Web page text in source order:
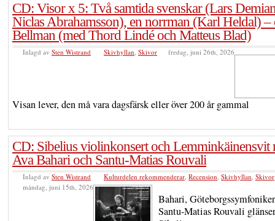
CD: Visor x 5: Två samtida svenskar (Lars
Niclas Abrahamsson), en norrman (Karl Heldal) –
Bellman (med Thord Lindé och Matteus Blad)
Inlagd av Sten Wistrand Skivhyllan, Skivor fredag, juni 26th, 2026
Visan lever, den må vara dagsfärsk eller över 200 år gammal
CD: Sibelius violinkonsert och Lemminkäinensvit
Ava Bahari och Santu-Matias Rouvali
Inlagd av Sten Wistrand Kulturdelen rekommenderar Recension Skivhyllan Skivor
måndag, juni 15th, 2026
Bahari,
Santu-Matias Rouvali